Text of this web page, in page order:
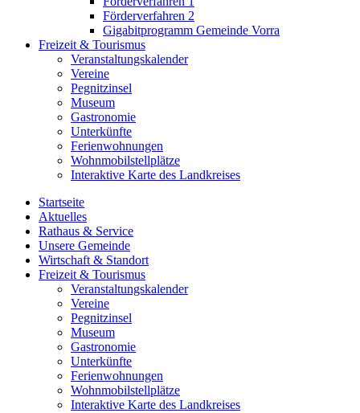
Förderverfahren 2
Gigabitprogramm Gemeinde Vorra
Freizeit & Tourismus
Veranstaltungskalender
Vereine
Pegnitzinsel
Museum
Gastronomie
Unterkünfte
Ferienwohnungen
Wohnmobilstellplätze
Interaktive Karte des Landkreises
Startseite
Aktuelles
Rathaus & Service
Unsere Gemeinde
Wirtschaft & Standort
Freizeit & Tourismus
Veranstaltungskalender
Vereine
Pegnitzinsel
Museum
Gastronomie
Unterkünfte
Ferienwohnungen
Wohnmobilstellplätze
Interaktive Karte des Landkreises